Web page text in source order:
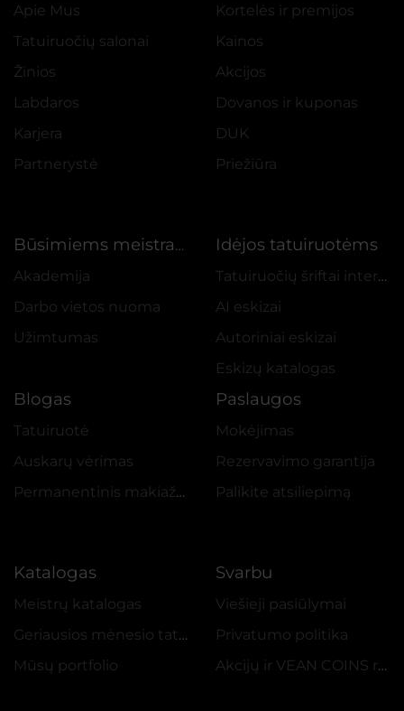
Apie Mus
Tatuiruočių salonai
Žinios
Labdaros
Karjera
Partnerystė
Kortelės ir premijos
Kainos
Akcijos
Dovanos ir kuponas
DUK
Priežiūra
Būsimiems meistrams
Akademija
Darbo vietos nuoma
Užimtumas
Idėjos tatuiruotėms
Tatuiruočių šriftai internetu
AI eskizai
Autoriniai eskizai
Eskizų katalogas
Blogas
Tatuiruotė
Auskarų vėrimas
Permanentinis makiažas
Paslaugos
Mokėjimas
Rezervavimo garantija
Palikite atsiliepimą
Katalogas
Meistrų katalogas
Geriausios mėnesio tatuiruotės
Mūsų portfolio
Svarbu
Viešieji pasiūlymai
Privatumo politika
Akcijų ir VEAN COINS reglamentas